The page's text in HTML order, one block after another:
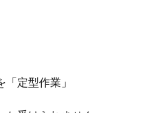
定型作業」